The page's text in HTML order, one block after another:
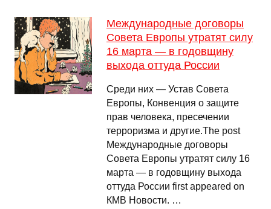
Международные договоры
Совета Европы утратят силу
16 марта — в годовщину
выхода оттуда России
Среди них — Устав Совета
Европы, Конвенция о защите
прав человека, пресечении
терроризма и другие.The post
Международные договоры
Совета Европы утратят силу 16
марта — в годовщину выхода
оттуда России first appeared on
КМВ Новости. …